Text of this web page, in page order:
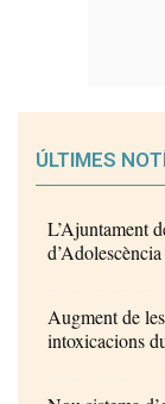
ÚLTIMES
L’Ajuntament
Augment de
intoxicacions